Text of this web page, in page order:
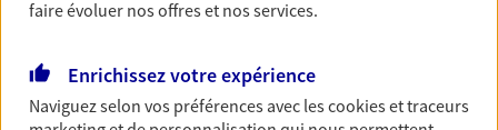
Découvrir l'offre Garantie Accidents de la Vie
OBTENIR UN TARIF EN LIGNE
faire évoluer nos offres et nos services.
Enrichissez votre expérience
Naviguez selon vos préférences avec lescookies et traceurs